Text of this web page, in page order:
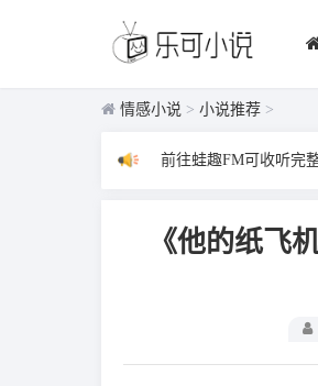
情感小说 > 小说推荐 >
前往蛙趣FM可收听完
《他的纸飞